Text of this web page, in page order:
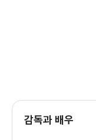
감독과 배우